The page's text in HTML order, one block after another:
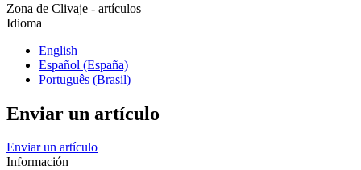
Zona de Clivaje - artículos
Idioma
English
Español (España)
Português (Brasil)
Enviar un artículo
Enviar un artículo
Información